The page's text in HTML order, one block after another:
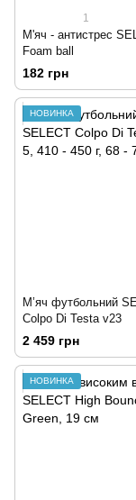
1
М'яч - антистрес
Foam ball
182 грн
НОВИНКА
М’яч футбольний
Colpo Di Testa v23
2 459 грн
НОВИНКА